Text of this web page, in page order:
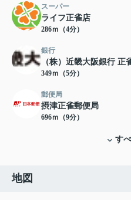
スーパー
ライフ正雀店
286ｍ（4分）
銀行
（株）近畿大阪銀行 正
349ｍ（5分）
郵便局
摂津正雀郵便局
696ｍ（9分）
す
地図